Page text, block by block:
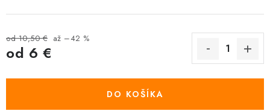
od 10,50 € až –42 %
od 6 €
DO KOŠÍKA